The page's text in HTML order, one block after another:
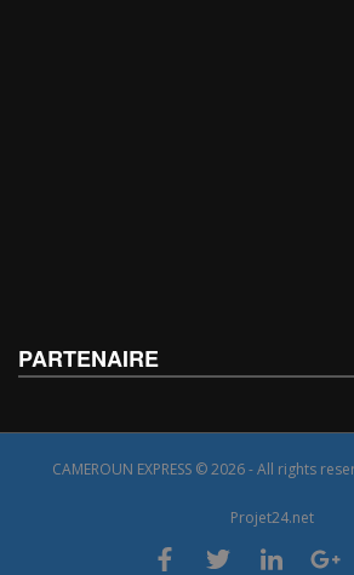
PARTENAIRE
CAMEROUN EXPRESS © 2026 - All rights
Projet24.net